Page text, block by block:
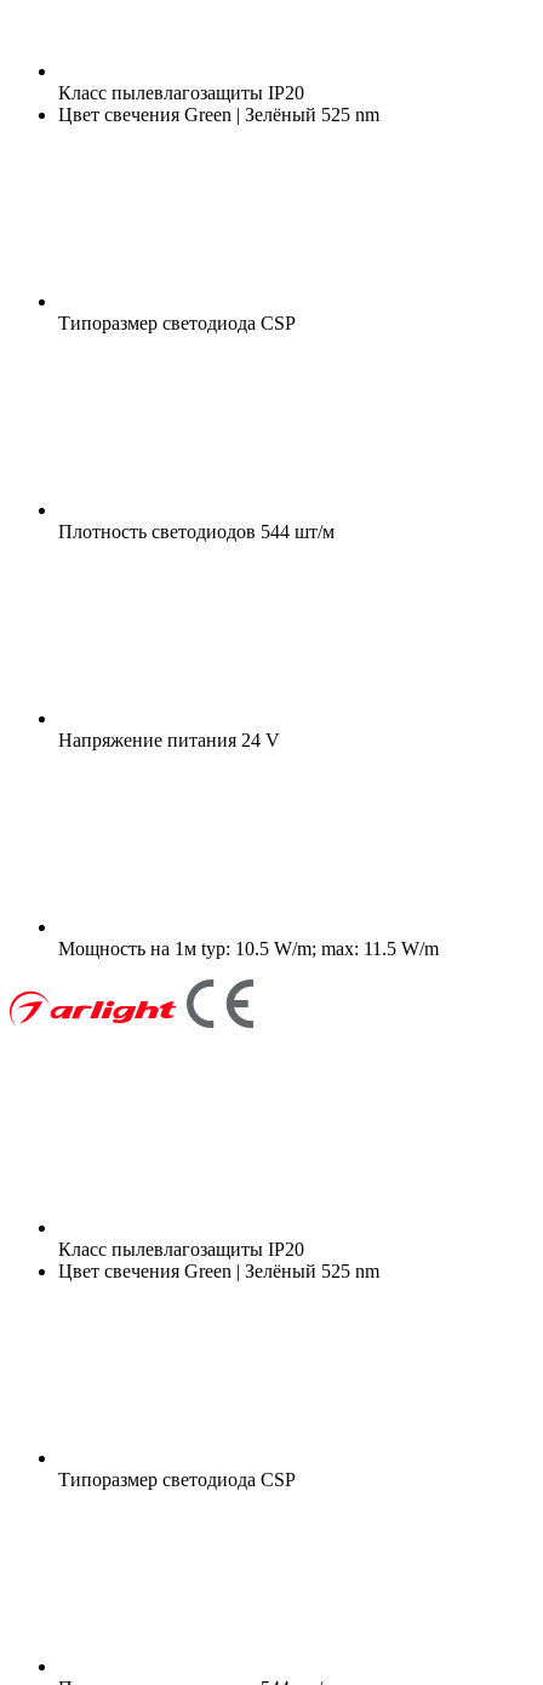
Класс пылевлагозащиты IP20
Цвет свечения Green | Зелёный 525 nm
Типоразмер светодиода CSP
Плотность светодиодов 544 шт/м
Напряжение питания 24 V
Мощность на 1м typ: 10.5 W/m; max: 11.5 W/m
Класс пылевлагозащиты IP20
Цвет свечения Green | Зелёный 525 nm
Типоразмер светодиода CSP